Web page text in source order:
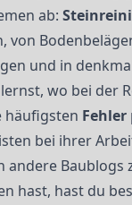
ab:
von
und in
wo bei der
häufigsten Fehler
bei ihrer
andere Baublogs
hast, hast du